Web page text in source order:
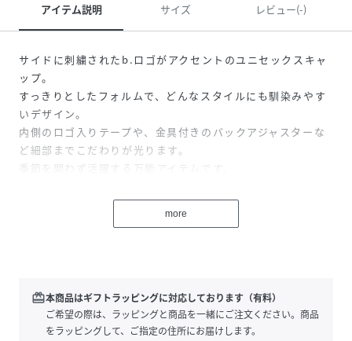
アイテム説明 サイズ レビュー(-)
サイドに刺繍されたb.ロゴがアクセントのユニセックスキャ
ップ。
すっきりとしたフォルムで、どんなスタイルにも馴染みやす
いデザイン。
内側のロゴ入りテープや、金具付きのバックアジャスターな
ど細部までこだわりが光ります。
季節を問わず活躍する万能アイテムです。
-ステッチ入りのしっかりとしたつば
※商品にアテンションカードや品質表示タグが付属している
場合、必ずご確認の上、お取り扱いください。
more
redeem本商品はギフトラッピングに対応しております（有料）
ご希望の際は、ラッピングと商品を一緒にご注文ください。商品
をラッピングして、ご指定の住所にお届けします。